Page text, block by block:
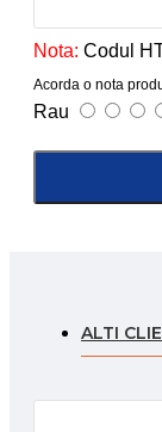
Nota: Codul
Acorda o nota
Rau
ALTI